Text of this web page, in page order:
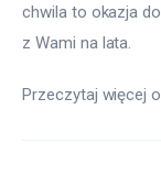
chwila to okazja
z Wami na lata.
Przeczytaj więcej